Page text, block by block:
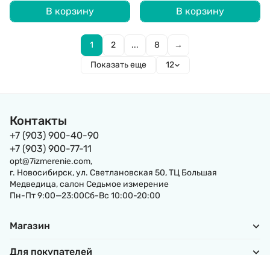
В корзину В корзину
1 2 ... 8
→
Показать еще
12
Контакты
+7 (903) 900-40-90
+7 (903) 900-77-11
opt@7izmerenie.com,
г. Новосибирск, ул. Светлановская 50, ТЦ Большая
Медведица, салон Седьмое измерение
Пн-Пт 9:00—23:00Сб-Вс 10:00-20:00
Магазин
Для покупателей